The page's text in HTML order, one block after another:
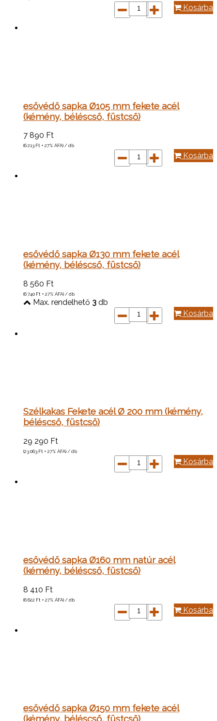
Kosárba
esővédő sapka Ø105 mm fekete acél
(kémény, béléscső, füstcső)
7 890 Ft
(6 213 Ft + 27% ÁFA) / db
Kosárba
esővédő sapka Ø130 mm fekete acél
(kémény, béléscső, füstcső)
8 560 Ft
(6 740 Ft + 27% ÁFA) / db
Max. rendelhető 3 db
Kosárba
Szélkakas Fekete acél Ø 200 mm (kémény,
béléscső, füstcső)
29 290 Ft
(23 063 Ft + 27% ÁFA) / db
Kosárba
esővédő sapka Ø160 mm natúr acél
(kémény, béléscső, füstcső)
8 410 Ft
(6 622 Ft + 27% ÁFA) / db
Kosárba
esővédő sapka Ø150 mm fekete acél
(kémény, béléscső, füstcső)